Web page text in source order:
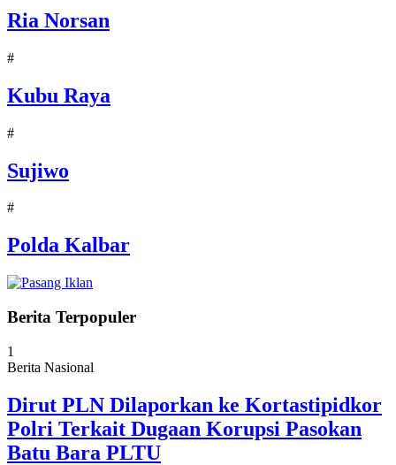
Ria Norsan
#
Kubu Raya
#
Sujiwo
#
Polda Kalbar
Berita Terpopuler
1
Berita Nasional
Dirut PLN Dilaporkan ke Kortastipidkor
Polri Terkait Dugaan Korupsi Pasokan
Batu Bara PLTU